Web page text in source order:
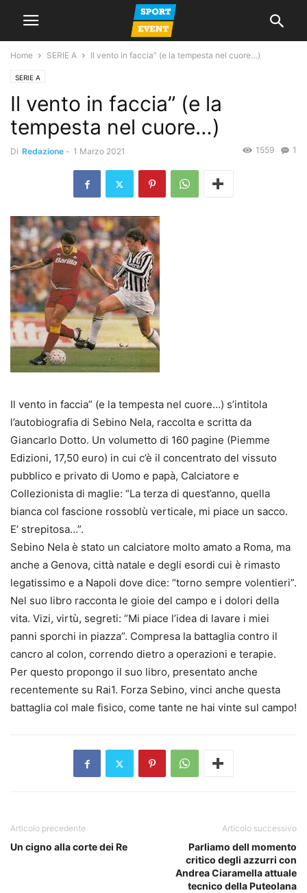
Home SERIE A Il vento in faccia” (e la tempesta nel cuore…)
SERIE A
Il vento in faccia” (e la
tempesta nel cuore…)
Di Redazione - 1 Marzo 2021 1
1559
Il vento in faccia” (e la tempesta nel cuore…) s’intitola
l’autobiografia di Sebino Nela, raccolta e scritta da
Giancarlo Dotto. Un volumetto di 160 pagine (Piemme
Edizioni, 17,50 euro) in cui c’è il concentrato del vissuto
pubblico e privato di Uomo e papà, Calciatore e
Collezionista di maglie: “La terza di quest’anno, quella
bianca col fascione rossoblù verticale, mi piace un sacco.
E’ strepitosa…”.
Sebino Nela è stato un calciatore molto amato a Roma, ma
anche a Genova, città natale e degli esordi cui è rimasto
legatissimo e a Napoli dove dice: “torno sempre volentieri”.
Nel suo libro racconta le gioie del campo e i dolori della
vita. Vizi, virtù, segreti: “Mi piace l’idea di lavare i miei
panni sporchi in piazza”. Compresa la battaglia contro il
cancro al colon, correndo dietro a operazioni e terapie.
Per questo propongo il suo libro, presentato anche
recentemente su Rai1. Forza Sebino, vinci anche questa
battaglia col male fisico, come tante ne hai vinte sul campo!
Articolo precedente
Un cigno alla corte dei Re
Articolo successivo
Parliamo dell momento
critico degli azzurri con
Andrea Ciaramella attuale
tecnico della Puteolana